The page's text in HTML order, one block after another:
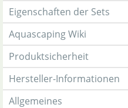
Eigenschaften der Sets
Aquascaping Wiki
Produktsicherheit
Hersteller-Informationen
Allgemeines